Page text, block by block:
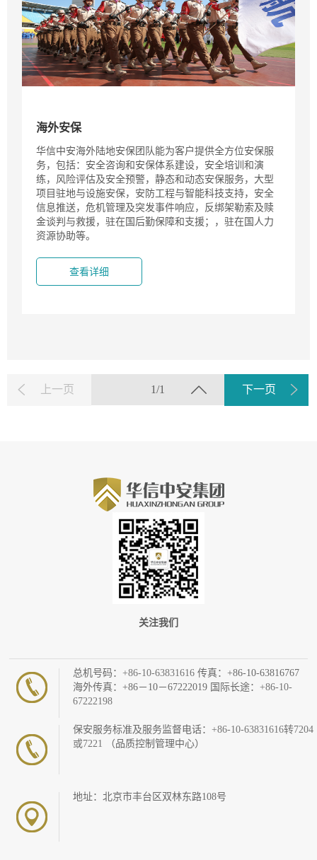
海外安保
华信中安海外陆地安保团队能为客户提供全方位安保服
务，包括：安全咨询和安保体系建设，安全培训和演
练，风险评估及安全预警，静态和动态安保服务，大型
项目驻地与设施安保，安防工程与智能科技支持，安全
信息推送，危机管理及突发事件响应，反绑架勒索及赎
金谈判与救援，驻在国后勤保障和支援；，驻在国人力
资源协助等。
查看详细
上一页 1/1 下一页
关注我们
总机号码：+86-10-63831616传真：+86-10-63816767
海外传真：+86－10－67222019 国际长途：+86-10-
67222198
保安服务标准及服务监督电话：+86-10-63831616转7204
或7221
（品质控制管理中心）
地址：北京市丰台区双林东路108号